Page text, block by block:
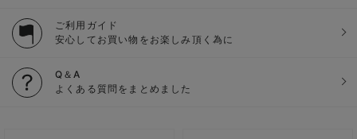
ご利用ガイド
安心してお買い物をお楽しみ頂く為に
Q＆A
よくある質問をまとめました